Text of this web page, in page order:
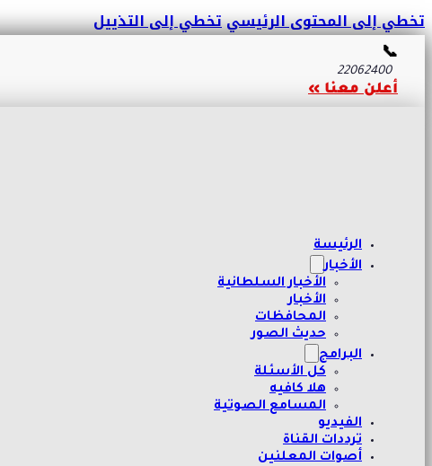
تخطي إلى المحتوى الرئيسيتخطي إلى التذييل
📞
22062400
أعلن معنا »
الرئيسة
الأخبار
الأخبار السلطانية
الأخبار
المحافظات
حديث الصور
البرامج
كل الأسئلة
هلا كافيه
المسامع الصوتية
الفيديو
ترددات القناة
أصوات المعلنين